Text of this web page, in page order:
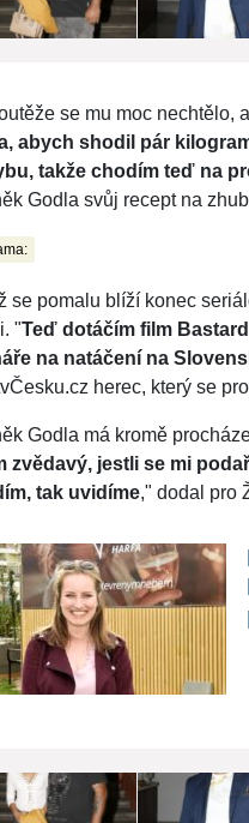
se mu moc nechtělo,
abych shodil pár
takže chodím teď na
Godla svůj recept na
se pomalu blíží konec
"Teď dotáčím film
na natáčení na
herec, který se
Godla má kromě
zvědavý, jestli se mi
tak uvidíme," dodal pro